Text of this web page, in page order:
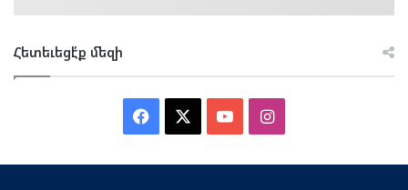
Հետեւեցէ՛ք մեզի
Facebook YouTubeInstagram